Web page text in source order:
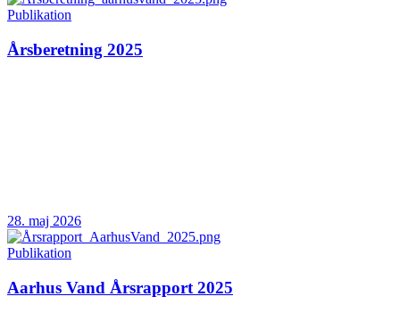
Publikation
Årsberetning 2025
28. maj 2026
Publikation
Aarhus Vand Årsrapport 2025